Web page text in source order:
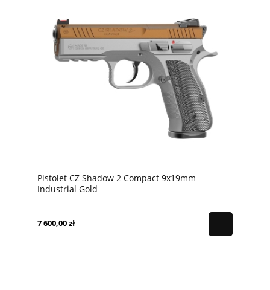
Pistolet CZ Shadow 2 Compact 9x19mm
Industrial Gold
7 600,00 zł